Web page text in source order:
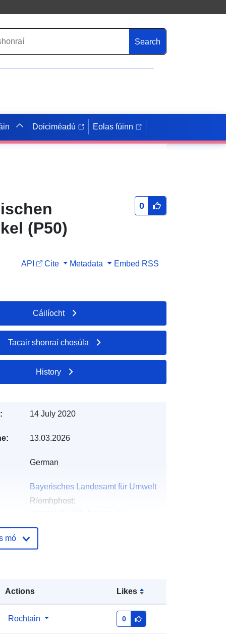
Search
Doiciméadú Eolas fúinn
(P50)
0
API Cite Metadata Embed RSS
Actions Likes
Rochtain 0
Cáilíocht
Tacair shonraí chosúla
History
14 July 2020
13.03.2026
German
Bayerisches Landesamt für Umwelt
Ríomhphost:
Leathanach baile:
https://www.lfu.bayern.de
mailto:datenstelle@lfu.bayern.de
URL: https://www.lfu.bayern.de
Curtha le data.europa.eu: 16 March
mó